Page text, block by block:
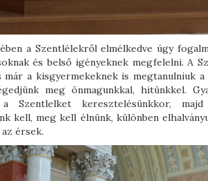
a Szentlélekről elmélkedve úgy
és belső igényeknek megfelelni. A
a kisgyermekeknek is megtanulniuk
meg önmagunkkal, hitünkkel.
Szentlelket keresztelésünkkor,
kell, meg kell élnünk, különben
érsek.